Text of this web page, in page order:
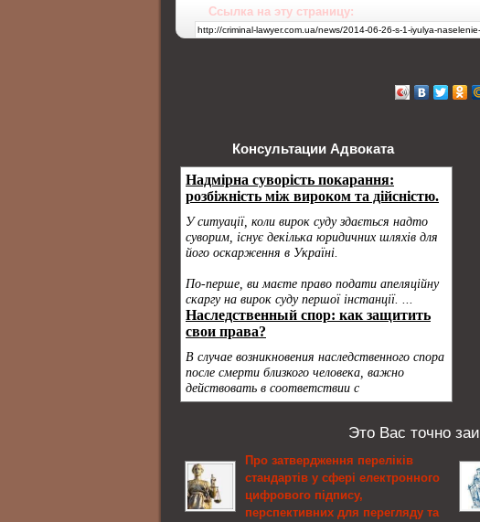
Ссылка на эту страницу:
Консультации Адвоката
Это Вас точно
Про затвердження переліків
стандартів у сфері електронного
цифрового підпису,
перспективних для перегляду та